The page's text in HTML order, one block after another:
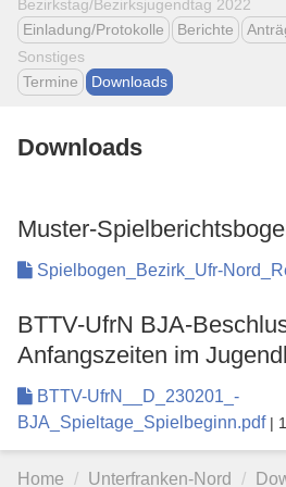
Bezirkstag/Bezirksjugendtag 2022
Einladung/Protokolle
Berichte
Sonstiges
Termine
Downloads
Downloads
Muster-
Spielbogen_Bezirk_Ufr-
BTTV-UfrN BJA-
Anfangszeiten im
BTTV-UfrN__D_230201_-
BJA_Spieltage_Spielbeginn.pdf |
Home Unterfranken-Nord